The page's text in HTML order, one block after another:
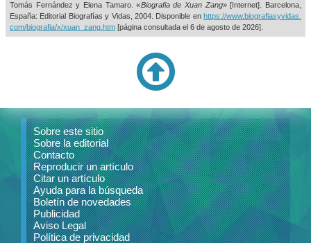
Tomás Fernández y Elena Tamaro. «Biografia de Xuan Zang» [Internet]. Barcelona,
España: Editorial Biografías y Vidas, 2004. Disponible en https://www.biografiasyvidas.
com/biografia/x/xuan_zang.htm [página consultada el 6 de agosto de 2026].
Sobre este sitio
Sobre la editorial
Contacto
Reproducir un artículo
Citar un artículo
Ayuda para la búsqueda
Boletín de novedades
Publicidad
Aviso Legal
Política de privacidad